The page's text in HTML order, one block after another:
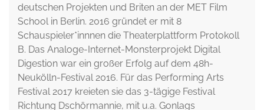
deutschen Projekten und Briten an der MET Film
School in Berlin. 2016 gründet er mit 8
Schauspieler*innnen die Theaterplattform Protokoll
B. Das Analoge-Internet-Monsterprojekt Digital
Digestion war ein großer Erfolg auf dem 48h-
Neukölln-Festival 2016. Für das Performing Arts
Festival 2017 kreieten sie das 3-tägige Festival
Richtung Dschörmannie, mit u.a. Gonlags